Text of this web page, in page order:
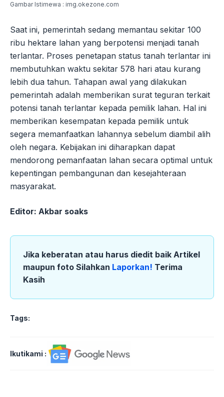
Gambar Istimewa : img.okezone.com
Saat ini, pemerintah sedang memantau sekitar 100
ribu hektare lahan yang berpotensi menjadi tanah
terlantar. Proses penetapan status tanah terlantar ini
membutuhkan waktu sekitar 578 hari atau kurang
lebih dua tahun. Tahapan awal yang dilakukan
pemerintah adalah memberikan surat teguran terkait
potensi tanah terlantar kepada pemilik lahan. Hal ini
memberikan kesempatan kepada pemilik untuk
segera memanfaatkan lahannya sebelum diambil alih
oleh negara. Kebijakan ini diharapkan dapat
mendorong pemanfaatan lahan secara optimal untuk
kepentingan pembangunan dan kesejahteraan
masyarakat.
Editor: Akbar soaks
Jika keberatan atau harus diedit baik Artikel
maupun foto Silahkan Laporkan! Terima
Kasih
Tags:
Ikutikami :